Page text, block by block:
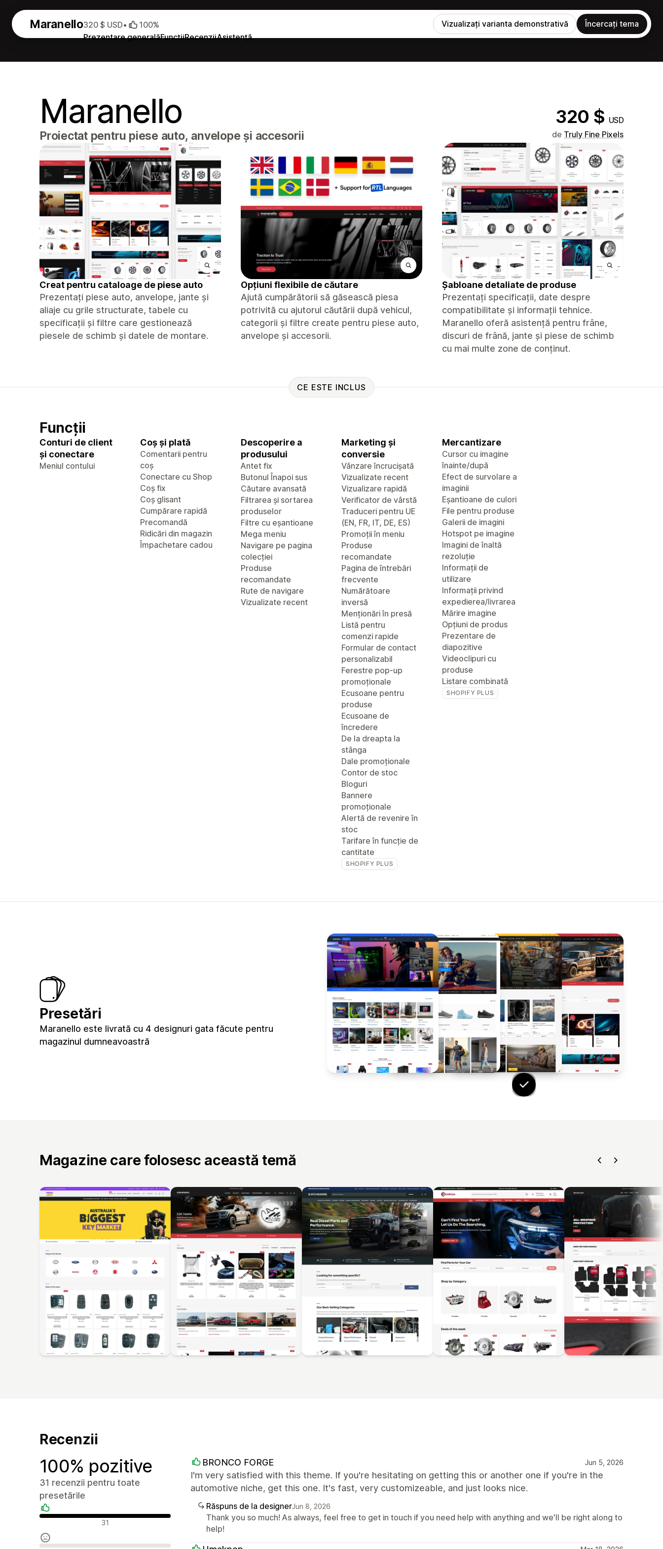
Maranello
Prezentare generalăFuncțiiRecenziiAsistență
320 $ USD• 100% Vizualizați varianta demonstrativă Încercați tema
Maranello 320 $ USD
Proiectat pentru piese auto, anvelope și accesorii de Truly Fine Pixels
Creat pentru cataloage de piese auto
Prezentați piese auto, anvelope, jante și
aliaje cu grile structurate, tabele cu
specificații și filtre care gestionează
piesele de schimb și datele de montare.
Opțiuni flexibile de căutare
Ajută cumpărătorii să găsească piesa
potrivită cu ajutorul căutării după vehicul,
categorii și filtre create pentru piese auto,
anvelope și accesorii.
Șabloane detaliate de produse
Prezentați specificații, date despre
compatibilitate și informații tehnice.
Maranello oferă asistență pentru frâne,
discuri de frână, jante și piese de schimb
cu mai multe zone de conținut.
CE ESTE INCLUS
Funcții
Conturi de client
și conectare
Meniul contului
Coș și plată
Comentarii pentru
coș
Conectare cu Shop
Coș fix
Coș glisant
Cumpărare rapidă
Precomandă
Ridicări din magazin
Împachetare cadou
Descoperire a
produsului
Antet fix
Butonul Înapoi sus
Căutare avansată
Filtrarea și sortarea
produselor
Filtre cu eșantioane
Mega meniu
Navigare pe pagina
colecției
Produse
recomandate
Rute de navigare
Vizualizate recent
Marketing și
conversie
Vânzare încrucișată
Vizualizate recent
Vizualizare rapidă
Verificator de vârstă
Traduceri pentru UE
(EN, FR, IT, DE, ES)
Promoții în meniu
Produse
recomandate
Pagina de întrebări
frecvente
Numărătoare
inversă
Menționări în presă
Listă pentru
comenzi rapide
Formular de contact
personalizabil
Ferestre pop-up
promoționale
Ecusoane pentru
produse
Ecusoane de
încredere
De la dreapta la
stânga
Dale promoționale
Contor de stoc
Bloguri
Bannere
promoționale
Alertă de revenire în
stoc
Tarifare în funcție de
cantitate
SHOPIFY PLUS
Mercantizare
Cursor cu imagine
înainte/după
Efect de survolare a
imaginii
Eșantioane de culori
File pentru produse
Galerii de imagini
Hotspot pe imagine
Imagini de înaltă
rezoluție
Informații de
utilizare
Informații privind
expedierea/livrarea
Mărire imagine
Opțiuni de produs
Prezentare de
diapozitive
Videoclipuri cu
produse
Listare combinată
SHOPIFY PLUS
Presetări
Maranello este livrată cu 4 designuri gata făcute pentru
magazinul dumneavoastră
Magazine care folosesc această temă
Recenzii
100% pozitive
31 recenzii pentru toate
presetările
Recenzii pozitive31
BRONCO FORGE Jun 5, 2026
I'm very satisfied with this theme. If you're hesitating on getting this or another one if you're in the
automotive niche, get this one. It's fast, very customizeable, and just looks nice.
Răspuns de la designerJun 8, 2026
Thank you so much! As always, feel free to get in touch if you need help with anything and we'll be right along to
help!